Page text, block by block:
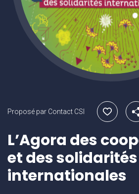
Proposé par Contact CSI
L’Agora des
et des solidarités
internationales